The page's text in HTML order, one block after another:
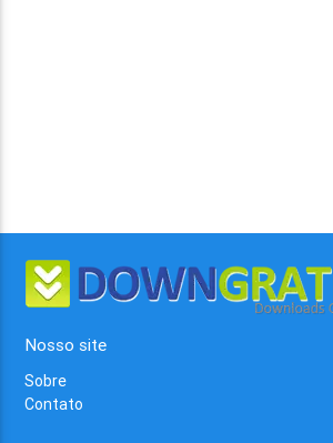
Nosso site
Sobre
Contato